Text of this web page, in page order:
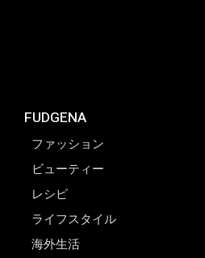
FUDGENA
ファッション
ビューティー
レシピ
ライフスタイル
海外生活